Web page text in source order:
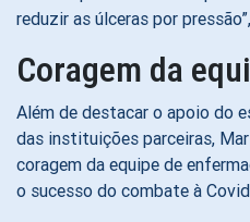
reduzir as úlceras por
Coragem da
Além de destacar o apoio do
das instituições parceiras,
coragem da equipe de
o sucesso do combate à